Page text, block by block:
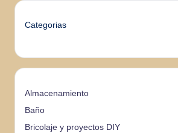
Categorias
Almacenamiento
Baño
Bricolaje y proyectos DIY